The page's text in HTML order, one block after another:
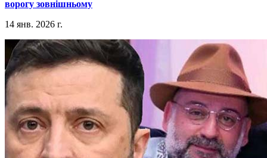
ворогу зовнішньому
14 янв. 2026 г.